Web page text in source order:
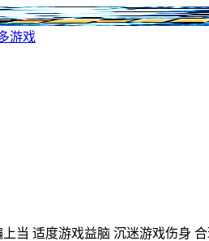
游戏
当 适度游戏益脑 沉迷游戏伤身